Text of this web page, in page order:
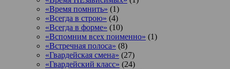
«Время помнить» (1)
«Всегда в строю» (4)
«Всегда в форме» (10)
«Вспомним всех поименно» (1)
«Встречная полоса» (8)
«Гвардейская смена» (27)
«Гвардейский класс» (24)